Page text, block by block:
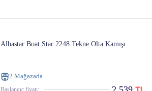
Albastar Boat Star 2248 Tekne Olta Kamışı
2 Mağazada
Başlangıç ​​fiyatı: